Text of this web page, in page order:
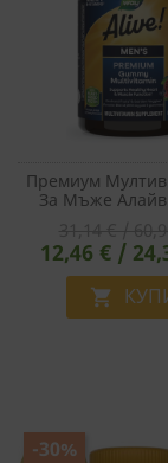
Премиум
За Мъже
12,46 € /

-30%